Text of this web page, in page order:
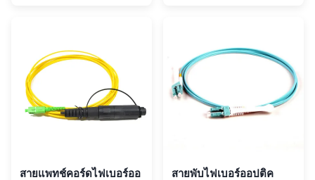
ใยแก้วนำแสงมาพร้อมกับคอล
เลกชันความยาวและขั้วต่อที่
ครอบคลุมเพื่อตอบสนองความ
ต้องการของคุณ...
ศูนย์ข้อมูลซึ่งต้องการการ
ประหยัดพื้นที่และลดปัญหาการ
จัดการสายเคเบิล ลักษณะ
เฉพาะ ...
สายแพทช์คอร์ดไฟเบอร์ออ
สายพับไฟเบอร์ออปติค